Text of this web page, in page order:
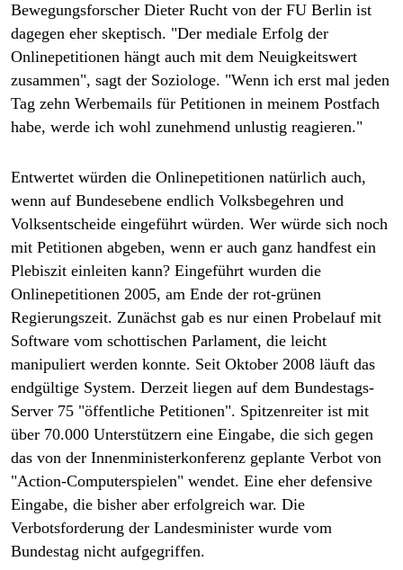
Bewegungsforscher Dieter Rucht von der FU Berlin ist
dagegen eher skeptisch. "Der mediale Erfolg der
Onlinepetitionen hängt auch mit dem Neuigkeitswert
zusammen", sagt der Soziologe. "Wenn ich erst mal jeden
Tag zehn Werbemails für Petitionen in meinem Postfach
habe, werde ich wohl zunehmend unlustig reagieren."
Entwertet würden die Onlinepetitionen natürlich auch,
wenn auf Bundesebene endlich Volksbegehren und
Volksentscheide eingeführt würden. Wer würde sich noch
mit Petitionen abgeben, wenn er auch ganz handfest ein
Plebiszit einleiten kann? Eingeführt wurden die
Onlinepetitionen 2005, am Ende der rot-grünen
Regierungszeit. Zunächst gab es nur einen Probelauf mit
Software vom schottischen Parlament, die leicht
manipuliert werden konnte. Seit Oktober 2008 läuft das
endgültige System. Derzeit liegen auf dem Bundestags-
Server 75 "öffentliche Petitionen". Spitzenreiter ist mit
über 70.000 Unterstützern eine Eingabe, die sich gegen
das von der Innenministerkonferenz geplante Verbot von
"Action-Computerspielen" wendet. Eine eher defensive
Eingabe, die bisher aber erfolgreich war. Die
Verbotsforderung der Landesminister wurde vom
Bundestag nicht aufgegriffen.